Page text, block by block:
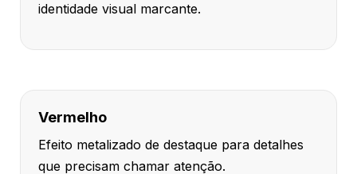
identidade visual marcante.
Vermelho
Efeito metalizado de destaque para detalhes
que precisam chamar atenção.